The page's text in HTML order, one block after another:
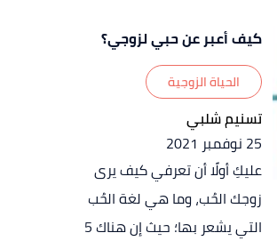
كيف أعبر عن حبي لزوجي؟
الحياة الزوجية
تسنيم شلبي
25 نوفمبر 2021
عليكِ أولًا أن تعرفي كيف يرى
زوجك الحُب، وما هي لغة الحُب
التي يشعر بها؛ حيث إن هناك 5